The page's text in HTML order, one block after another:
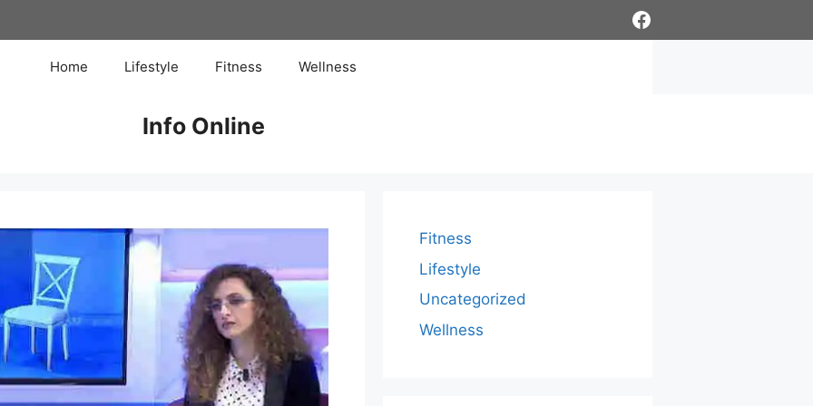
Facebook
Home Lifestyle Fitness Wellness
Info Online
Fitness
Lifestyle
Uncategorized
Wellness